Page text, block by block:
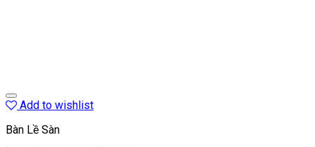
Add to wishlist
Bàn Lề Sàn